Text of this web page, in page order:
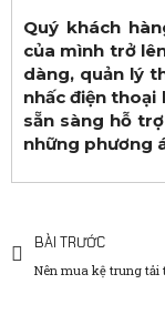
Quý khách
của mình trở
dàng, quản lý
nhấc điện thoại
sẵn sàng hỗ
những phương
BÀI TRƯỚC